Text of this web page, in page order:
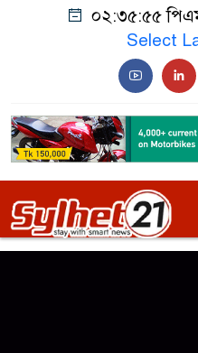
০২:৩৫:৫৫
Select